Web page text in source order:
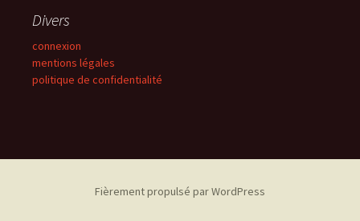
Divers
connexion
mentions légales
politique de confidentialité
Fièrement propulsé par WordPress